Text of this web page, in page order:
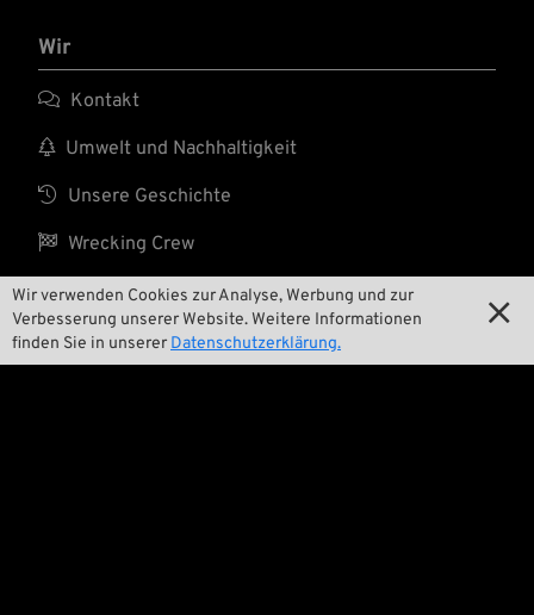
Wir verwenden Cookies zur Analyse, Werbung und zur
Verbesserung unserer Website. Weitere Informationen
finden Sie in unserer Datenschutzerklärung.

Wir
 Kontakt
 Umwelt und Nachhaltigkeit
 Unsere Geschichte
 Wrecking Crew
Pan-O-Rama